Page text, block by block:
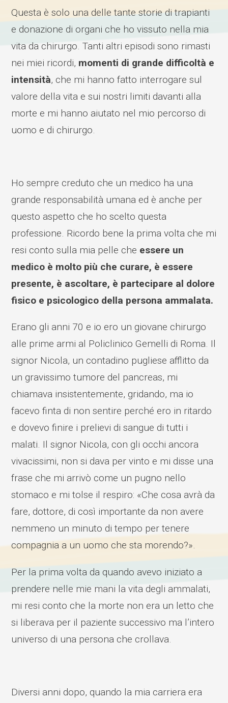
Questa è solo una delle tante storie di trapianti
e donazione di organi che ho vissuto nella mia
vita da chirurgo. Tanti altri episodi sono rimasti
nei miei ricordi, momenti di grande difficoltà e
intensità, che mi hanno fatto interrogare sul
valore della vita e sui nostri limiti davanti alla
morte e mi hanno aiutato nel mio percorso di
uomo e di chirurgo.
Ho sempre creduto che un medico ha una
grande responsabilità umana ed è anche per
questo aspetto che ho scelto questa
professione. Ricordo bene la prima volta che mi
resi conto sulla mia pelle che essere un
medico è molto più che curare, è essere
presente, è ascoltare, è partecipare al dolore
fisico e psicologico della persona ammalata.
Erano gli anni 70 e io ero un giovane chirurgo
alle prime armi al Policlinico Gemelli di Roma. Il
signor Nicola, un contadino pugliese afflitto da
un gravissimo tumore del pancreas, mi
chiamava insistentemente, gridando, ma io
facevo finta di non sentire perché ero in ritardo
e dovevo finire i prelievi di sangue di tutti i
malati. Il signor Nicola, con gli occhi ancora
vivacissimi, non si dava per vinto e mi disse una
frase che mi arrivò come un pugno nello
stomaco e mi tolse il respiro: «Che cosa avrà da
fare, dottore, di così importante da non avere
nemmeno un minuto di tempo per tenere
compagnia a un uomo che sta morendo?».
Per la prima volta da quando avevo iniziato a
prendere nelle mie mani la vita degli ammalati,
mi resi conto che la morte non era un letto che
si liberava per il paziente successivo ma l’intero
universo di una persona che crollava.
Diversi anni dopo, quando la mia carriera era